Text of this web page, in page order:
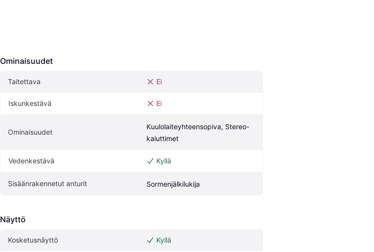
Ominaisuudet
Taitettava Ei
Iskunkestävä Ei
Ominaisuudet
Kuulolaiteyhteensopiva, Stereo-
kaiuttimet
Vedenkestävä Kyllä
Sisäänrakennetut anturit Sormenjälkilukija
Näyttö
Kosketusnäyttö Kyllä